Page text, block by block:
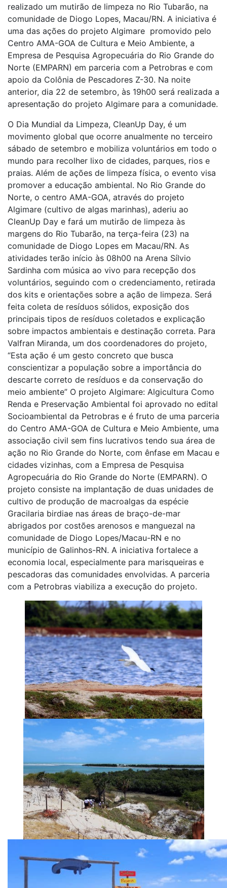
realizado um mutirão de limpeza no Rio Tubarão, na
comunidade de Diogo Lopes, Macau/RN. A iniciativa é
uma das ações do projeto Algimare promovido pelo
Centro AMA-GOA de Cultura e Meio Ambiente, a
Empresa de Pesquisa Agropecuária do Rio Grande do
Norte (EMPARN) em parceria com a Petrobras e com
apoio da Colônia de Pescadores Z-30. Na noite
anterior, dia 22 de setembro, às 19h00 será realizada a
apresentação do projeto Algimare para a comunidade.
O Dia Mundial da Limpeza, CleanUp Day, é um
movimento global que ocorre anualmente no terceiro
sábado de setembro e mobiliza voluntários em todo o
mundo para recolher lixo de cidades, parques, rios e
praias. Além de ações de limpeza física, o evento visa
promover a educação ambiental. No Rio Grande do
Norte, o centro AMA-GOA, através do projeto
Algimare (cultivo de algas marinhas), aderiu ao
CleanUp Day e fará um mutirão de limpeza às
margens do Rio Tubarão, na terça-feira (23) na
comunidade de Diogo Lopes em Macau/RN. As
atividades terão início às 08h00 na Arena Sílvio
Sardinha com música ao vivo para recepção dos
voluntários, seguindo com o credenciamento, retirada
dos kits e orientações sobre a ação de limpeza. Será
feita coleta de resíduos sólidos, exposição dos
principais tipos de resíduos coletados e explicação
sobre impactos ambientais e destinação correta. Para
Valfran Miranda, um dos coordenadores do projeto,
“Esta ação é um gesto concreto que busca
conscientizar a população sobre a importância do
descarte correto de resíduos e da conservação do
meio ambiente” O projeto Algimare: Algicultura Como
Renda e Preservação Ambiental foi aprovado no edital
Socioambiental da Petrobras e é fruto de uma parceria
do Centro AMA-GOA de Cultura e Meio Ambiente, uma
associação civil sem fins lucrativos tendo sua área de
ação no Rio Grande do Norte, com ênfase em Macau e
cidades vizinhas, com a Empresa de Pesquisa
Agropecuária do Rio Grande do Norte (EMPARN). O
projeto consiste na implantação de duas unidades de
cultivo de produção de macroalgas da espécie
Gracilaria birdiae nas áreas de braço-de-mar
abrigados por costões arenosos e manguezal na
comunidade de Diogo Lopes/Macau-RN e no
município de Galinhos-RN. A iniciativa fortalece a
economia local, especialmente para marisqueiras e
pescadoras das comunidades envolvidas. A parceria
com a Petrobras viabiliza a execução do projeto.